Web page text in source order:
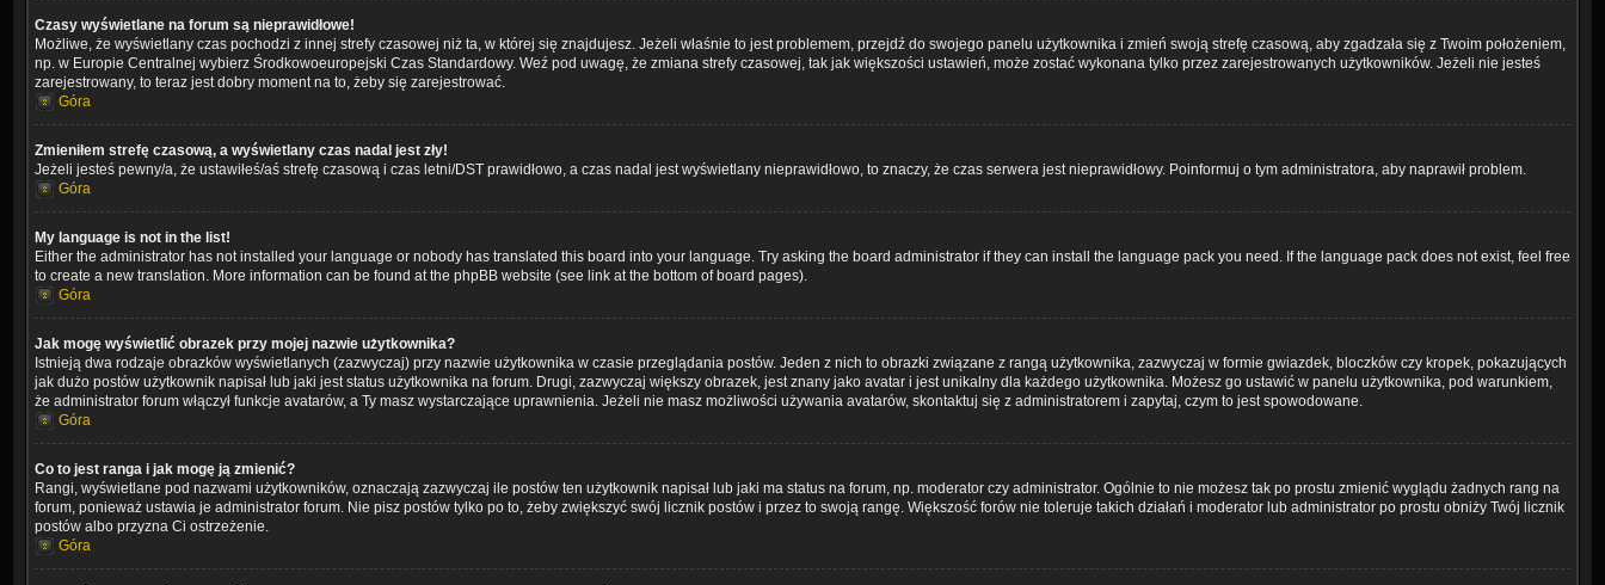
Czasy wyświetlane na forum są nieprawidłowe!
Możliwe, że wyświetlany czas pochodzi z innej strefy czasowej niż ta, w której się znajdujesz. Jeżeli właśnie to jest problemem, przejdź do swojego panelu użytkownika i zmień swoją strefę czasową, aby zgadzała się z Twoim położeniem,
np. w Europie Centralnej wybierz Środkowoeuropejski Czas Standardowy. Weź pod uwagę, że zmiana strefy czasowej, tak jak większości ustawień, może zostać wykonana tylko przez zarejestrowanych użytkowników. Jeżeli nie jesteś
zarejestrowany, to teraz jest dobry moment na to, żeby się zarejestrować.
Góra
Zmieniłem strefę czasową, a wyświetlany czas nadal jest zły!
Jeżeli jesteś pewny/a, że ustawiłeś/aś strefę czasową i czas letni/DST prawidłowo, a czas nadal jest wyświetlany nieprawidłowo, to znaczy, że czas serwera jest nieprawidłowy. Poinformuj o tym administratora, aby naprawił problem.
Góra
My language is not in the list!
Either the administrator has not installed your language or nobody has translated this board into your language. Try asking the board administrator if they can install the language pack you need. If the language pack does not exist, feel free
to create a new translation. More information can be found at the phpBB website (see link at the bottom of board pages).
Góra
Jak mogę wyświetlić obrazek przy mojej nazwie użytkownika?
Istnieją dwa rodzaje obrazków wyświetlanych (zazwyczaj) przy nazwie użytkownika w czasie przeglądania postów. Jeden z nich to obrazki związane z rangą użytkownika, zazwyczaj w formie gwiazdek, bloczków czy kropek, pokazujących
jak dużo postów użytkownik napisał lub jaki jest status użytkownika na forum. Drugi, zazwyczaj większy obrazek, jest znany jako avatar i jest unikalny dla każdego użytkownika. Możesz go ustawić w panelu użytkownika, pod warunkiem,
że administrator forum włączył funkcje avatarów, a Ty masz wystarczające uprawnienia. Jeżeli nie masz możliwości używania avatarów, skontaktuj się z administratorem i zapytaj, czym to jest spowodowane.
Góra
Co to jest ranga i jak mogę ją zmienić?
Rangi, wyświetlane pod nazwami użytkowników, oznaczają zazwyczaj ile postów ten użytkownik napisał lub jaki ma status na forum, np. moderator czy administrator. Ogólnie to nie możesz tak po prostu zmienić wyglądu żadnych rang na
forum, ponieważ ustawia je administrator forum. Nie pisz postów tylko po to, żeby zwiększyć swój licznik postów i przez to swoją rangę. Większość forów nie toleruje takich działań i moderator lub administrator po prostu obniży Twój licznik
postów albo przyzna Ci ostrzeżenie.
Góra